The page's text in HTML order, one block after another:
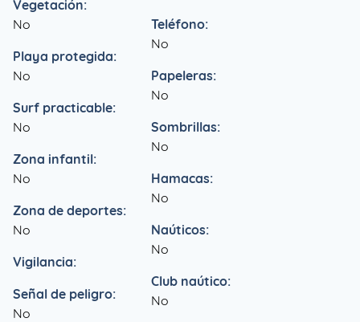
Vegetación:
No
Playa protegida:
No
Surf practicable:
No
Zona infantil:
No
Zona de deportes:
No
Vigilancia:
Señal de peligro:
No
Teléfono:
No
Papeleras:
No
Sombrillas:
No
Hamacas:
No
Naúticos:
No
Club naútico:
No